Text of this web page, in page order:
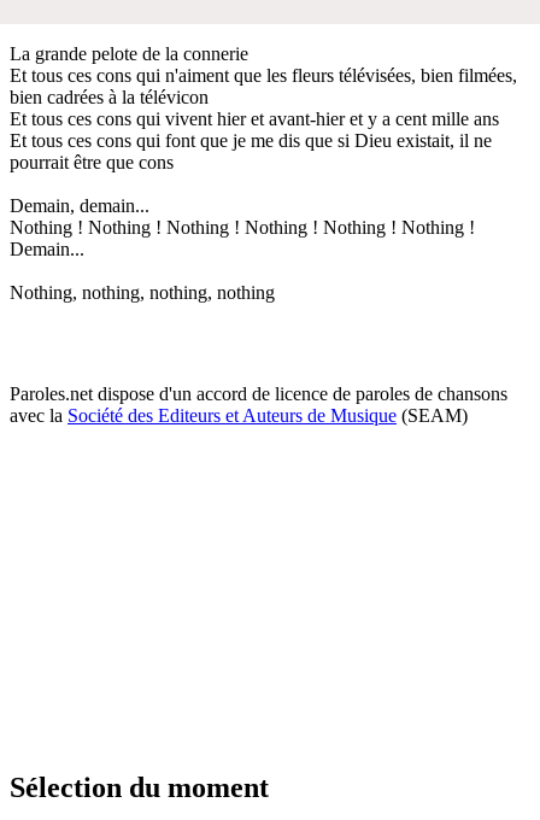
La grande pelote de la connerie
Et tous ces cons qui n'aiment que les fleurs télévisées, bien filmées,
bien cadrées à la télévicon
Et tous ces cons qui vivent hier et avant-hier et y a cent mille ans
Et tous ces cons qui font que je me dis que si Dieu existait, il ne
pourrait être que cons
Demain, demain...
Nothing ! Nothing ! Nothing ! Nothing ! Nothing ! Nothing !
Demain...
Nothing, nothing, nothing, nothing
Paroles.net dispose d'un accord de licence de paroles de chansons
avec la Société des Editeurs et Auteurs de Musique (SEAM)
Sélection du moment